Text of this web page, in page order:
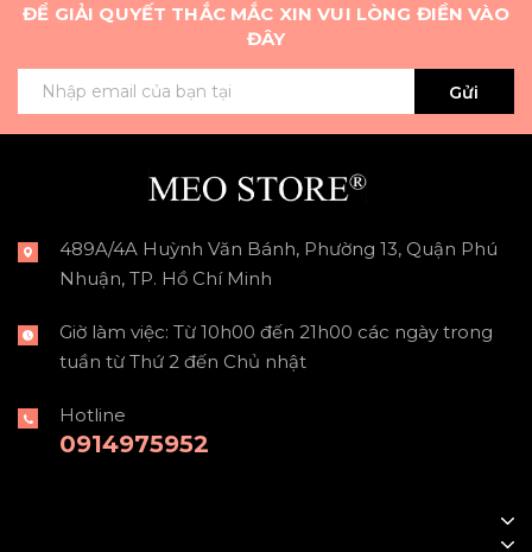
ĐỂ GIẢI QUYẾT THẮC MẮC XIN VUI LÒNG ĐIỀN VÀO
ĐÂY
Gửi
489A/4A Huỳnh Văn Bánh, Phường 13, Quận Phú
Nhuận, TP. Hồ Chí Minh
Giờ làm việc: Từ 10h00 đến 21h00 các ngày trong
tuần từ Thứ 2 đến Chủ nhật
Hotline
0914975952